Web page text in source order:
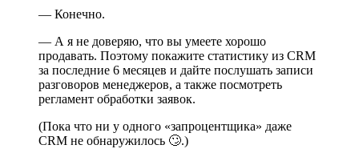
— Конечно.
— А я не доверяю, что вы умеете хорошо
продавать. Поэтому покажите статистику из CRM
за последние 6 месяцев и дайте послушать записи
разговоров менеджеров, а также посмотреть
регламент обработки заявок.
(Пока что ни у одного «запроцентщика» даже
CRM не обнаружилось 🙄.)